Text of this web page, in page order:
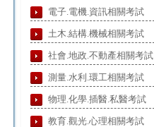
電子.電機.資訊相關考試
土木.結構.機械相關考試
社會.地政.不動產相關考試
測量.水利.環工相關考試
物理.化學.插醫.私醫考試
教育.觀光.心理相關考試